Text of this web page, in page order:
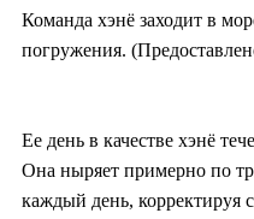
Команда хэнё заходит в
погружения.
Ее день в качестве хэнё
Она ныряет примерно по
каждый день, корректируя